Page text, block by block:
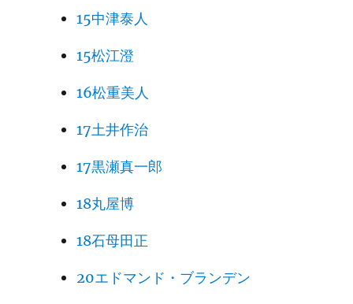
15中津泰人
15松江澄
16松重美人
17土井作治
17黒瀬真一郎
18丸屋博
18石母田正
20エドマンド・ブランデン